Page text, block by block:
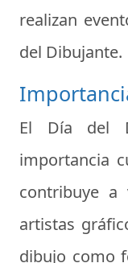
realizan
del Dibujante.
El Día del
importancia
contribuye
artistas
dibujo como